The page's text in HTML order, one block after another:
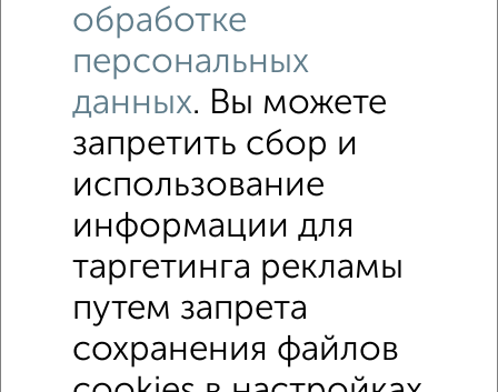
Участок 10 сот., ИЖС, 30 км от города
200 за сотку
Шаймуратова 36
Агентство, 28.03.2022
↑ НАВЕРХ К МЕНЮ
ИЖС В черте города
Контакты Политика конфиденциальности
обработке
персональных
данных. Вы можете
запретить сбор и
использование
информации для
таргетинга рекламы
путем запрета
сохранения файлов